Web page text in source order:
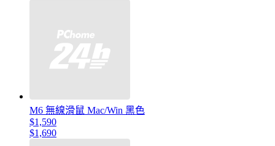
M6 無線滑鼠 Mac/Win 黑色
$1,590
$1,690